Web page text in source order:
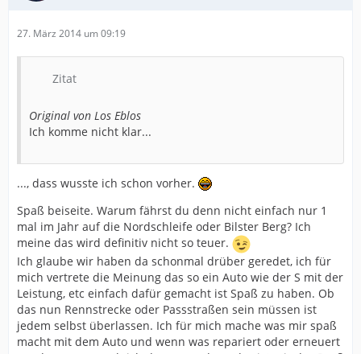
27. März 2014 um 09:19
Zitat
Original von Los Eblos
Ich komme nicht klar...
..., dass wusste ich schon vorher.
Spaß beiseite. Warum fährst du denn nicht einfach nur 1
mal im Jahr auf die Nordschleife oder Bilster Berg? Ich
meine das wird definitiv nicht so teuer.
Ich glaube wir haben da schonmal drüber geredet, ich für
mich vertrete die Meinung das so ein Auto wie der S mit der
Leistung, etc einfach dafür gemacht ist Spaß zu haben. Ob
das nun Rennstrecke oder Passstraßen sein müssen ist
jedem selbst überlassen. Ich für mich mache was mir spaß
macht mit dem Auto und wenn was repariert oder erneuert